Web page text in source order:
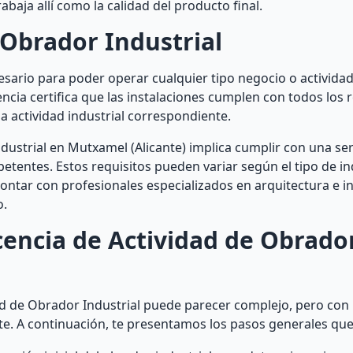
allí como la calidad del producto final.
Industrial
para poder operar cualquier tipo negocio o
certifica que las instalaciones cumplen con todos los
actividad industrial correspondiente.
en Mutxamel (Alicante) implica cumplir con una
Estos requisitos pueden variar según el tipo de
con profesionales especializados en arquitectura e
de Actividad de
de Obrador Industrial puede parecer complejo, pero con
A continuación, te presentamos los pasos generales